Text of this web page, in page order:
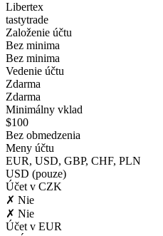
Libertex
tastytrade
Založenie účtu
Bez minima
Bez minima
Vedenie účtu
Zdarma
Zdarma
Minimálny vklad
$100
Bez obmedzenia
Meny účtu
EUR, USD, GBP, CHF, PLN
USD (pouze)
Účet v CZK
✗ Nie
✗ Nie
Účet v EUR